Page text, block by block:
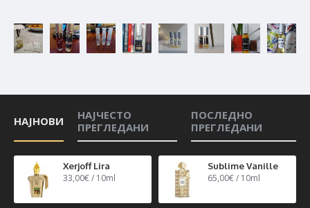
НАЈНОВИ
НАЈЧЕСТО
ПРЕГЛЕДАНИ
ПОСЛЕДНО
ПРЕГЛЕДАНИ
Xerjoff Lira
33,00€ / 10ml
Sublime Vanille
65,00€ / 10ml